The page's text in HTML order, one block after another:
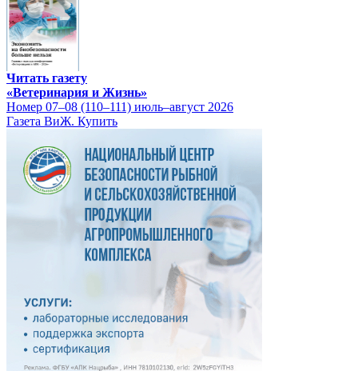
Читать газету
«Ветеринария и Жизнь»
Номер 07–08 (110–111) июль–август 2026
Газета ВиЖ. Купить